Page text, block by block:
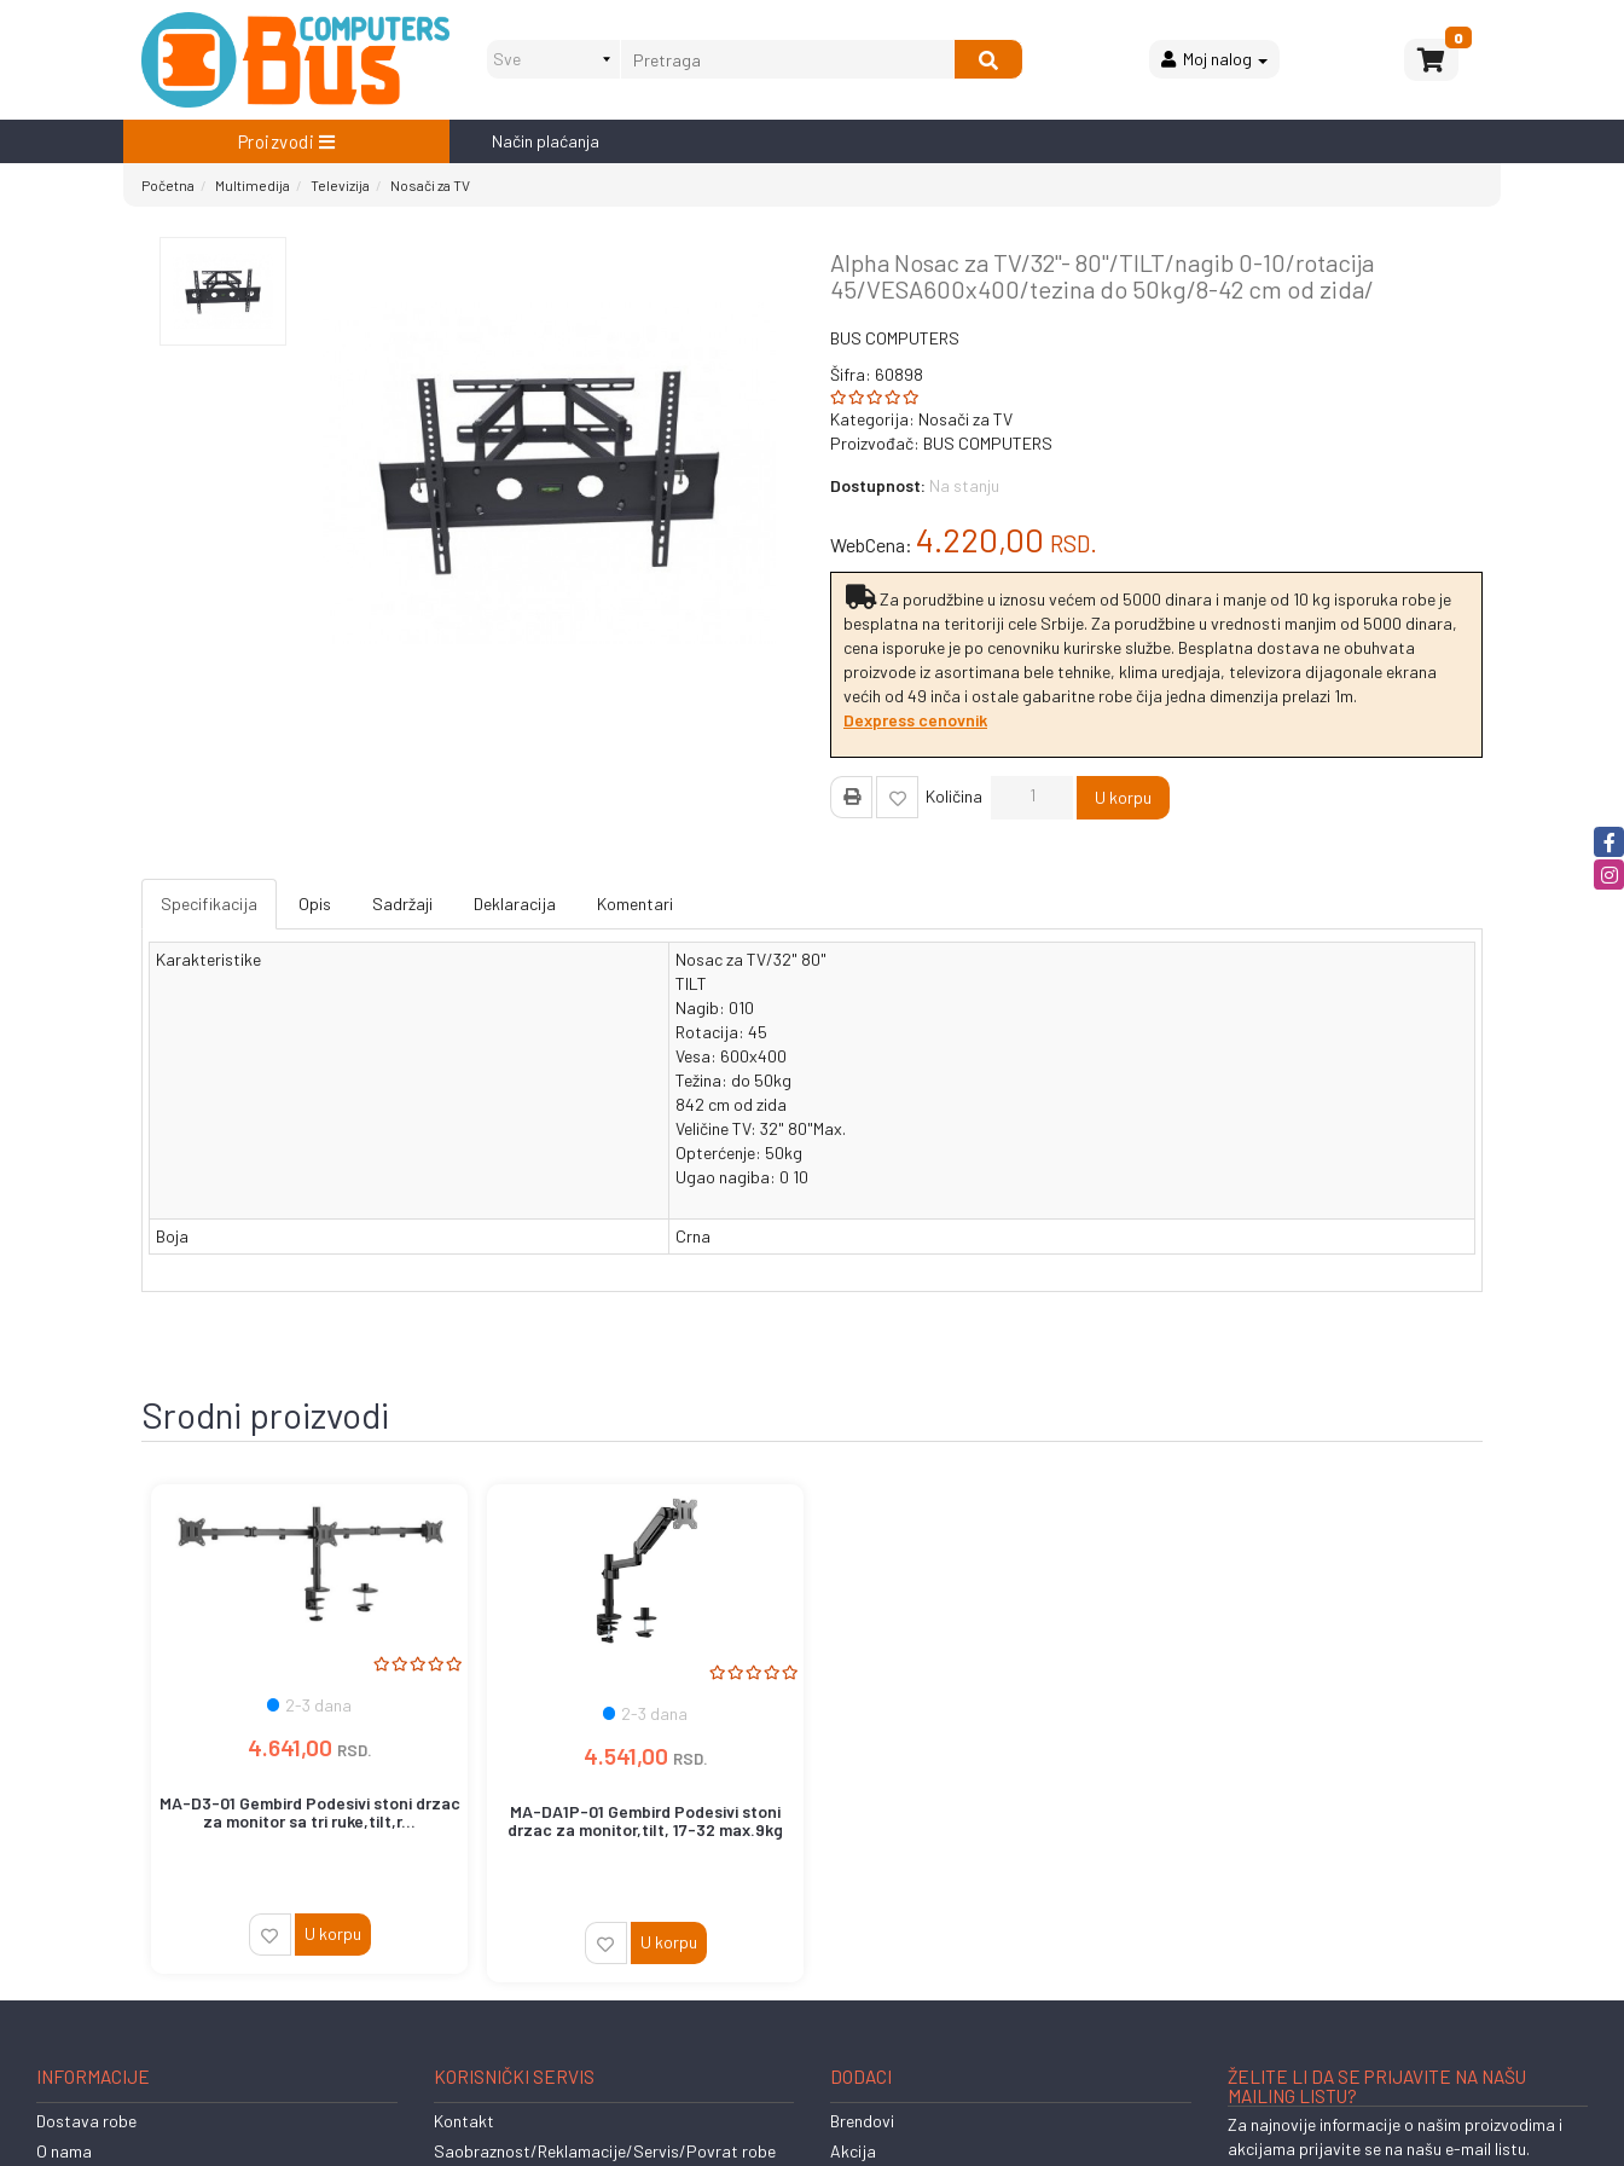
Moj nalog
0
Proizvodi Način plaćanja
Početna Multimedija Televizija Nosači za TV
Alpha Nosac za TV/32''- 80''/TILT/nagib 0-10/rotacija
45/VESA600x400/tezina do 50kg/8-42 cm od zida/
BUS COMPUTERS
Šifra: 60898
Kategorija: Nosači za TV
Proizvođač: BUS COMPUTERS
Dostupnost: Na stanju
WebCena: 4.220,00 RSD.
Za porudžbine u iznosu većem od 5000 dinara i manje od 10 kg isporuka robe je
besplatna na teritoriji cele Srbije. Za porudžbine u vrednosti manjim od 5000 dinara,
cena isporuke je po cenovniku kurirske službe. Besplatna dostava ne obuhvata
proizvode iz asortimana bele tehnike, klima uredjaja, televizora dijagonale ekrana
većih od 49 inča i ostale gabaritne robe čija jedna dimenzija prelazi 1m.
Dexpress cenovnik
Količina U korpu
Specifikacija Opis Sadržaji Deklaracija Komentari
Karakteristike
Nosac za TV/32" 80"
TILT
Nagib: 010
Rotacija: 45
Vesa: 600x400
Težina: do 50kg
842 cm od zida
Veličine TV: 32" 80"Max.
Opterćenje: 50kg
Ugao nagiba: 0 10
Boja Crna
Srodni proizvodi
2-3 dana
4.641,00 RSD.
MA-D3-01 Gembird Podesivi stoni drzac
za monitor sa tri ruke,tilt,r...
U korpu
2-3 dana
4.541,00 RSD.
MA-DA1P-01 Gembird Podesivi stoni
drzac za monitor,tilt, 17-32 max.9kg
U korpu
INFORMACIJE
Dostava robe
O nama
KORISNIČKI SERVIS
Kontakt
Saobraznost/Reklamacije/Servis/Povrat robe
DODACI
Brendovi
Akcija
ŽELITE LI DA SE PRIJAVITE NA NAŠU
MAILING LISTU?
Za najnovije informacije o našim proizvodima i
akcijama prijavite se na našu e-mail listu.